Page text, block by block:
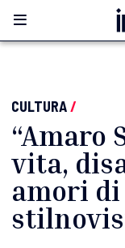
CULTURA/
“Amaro
vita,
amori